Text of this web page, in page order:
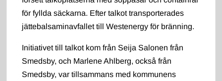
för fyllda säckarna. Efter talkot transporterades
jättebalsaminavfallet till Westenergy för bränning.
Initiativet till talkot kom från Seija Salonen från
Smedsby, och Marlene Ahlberg, också från
Smedsby, var tillsammans med kommunens